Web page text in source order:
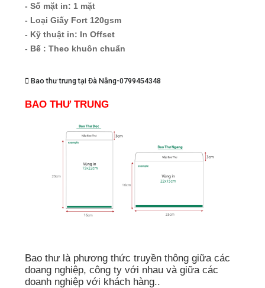
- Số mặt in: 1 mặt
- Loại Giấy Fort 120gsm
- Kỹ thuật in: In Offset
- Bế : Theo khuôn chuẩn
Bao thư trung tại Đà Nẵng-0799454348
BAO THƯ TRUNG
Bao thư là phương thức truyền thông giữa các
doang nghiệp, công ty với nhau và giữa các
doanh nghiệp với khách hàng..